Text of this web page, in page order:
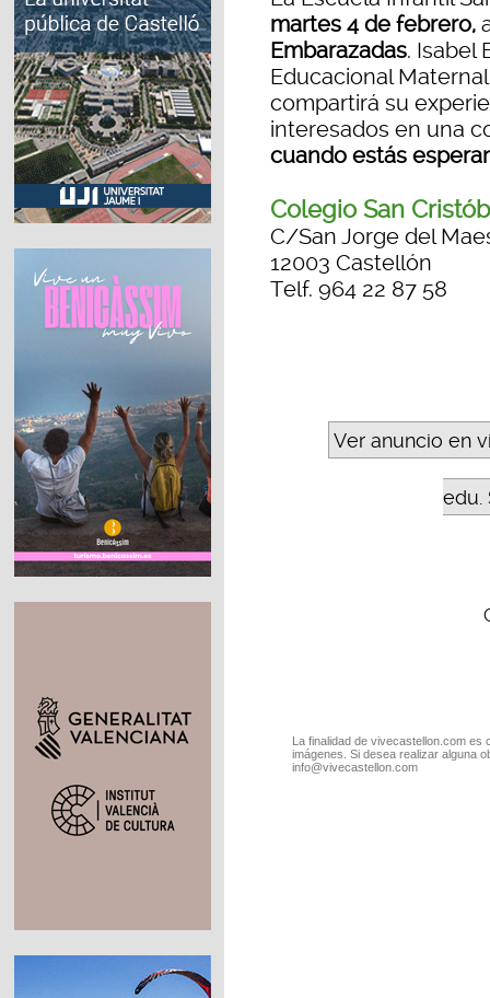
martes 4 de febrero,
Embarazadas. Isabel
Educacional
compartirá su
interesados en una
cuando estás
Colegio San
C/San Jorge del
12003 Castellón
Telf. 964 22 87 58
Ver anuncio en
edu.
La finalidad de vivecastellon.com
imágenes. Si desea realizar alguna
info@vivecastellon.com